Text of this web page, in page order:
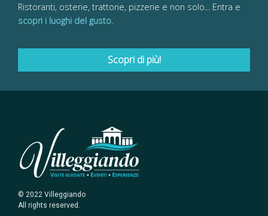
Ristoranti, osterie, trattorie, pizzerie e non solo... Entra e
scopri i luoghi del gusto.
Scopri di più!
© 2022 Villeggiando
All rights reserved.